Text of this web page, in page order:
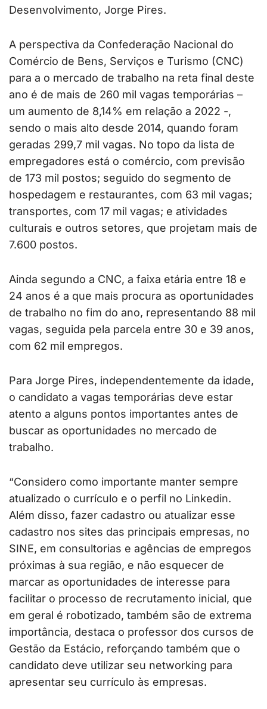
Desenvolvimento, Jorge Pires.
A perspectiva da Confederação Nacional do
Comércio de Bens, Serviços e Turismo (CNC)
para a o mercado de trabalho na reta final deste
ano é de mais de 260 mil vagas temporárias –
um aumento de 8,14% em relação a 2022 -,
sendo o mais alto desde 2014, quando foram
geradas 299,7 mil vagas. No topo da lista de
empregadores está o comércio, com previsão
de 173 mil postos; seguido do segmento de
hospedagem e restaurantes, com 63 mil vagas;
transportes, com 17 mil vagas; e atividades
culturais e outros setores, que projetam mais de
7.600 postos.
Ainda segundo a CNC, a faixa etária entre 18 e
24 anos é a que mais procura as oportunidades
de trabalho no fim do ano, representando 88 mil
vagas, seguida pela parcela entre 30 e 39 anos,
com 62 mil empregos.
Para Jorge Pires, independentemente da idade,
o candidato a vagas temporárias deve estar
atento a alguns pontos importantes antes de
buscar as oportunidades no mercado de
trabalho.
“Considero como importante manter sempre
atualizado o currículo e o perfil no Linkedin.
Além disso, fazer cadastro ou atualizar esse
cadastro nos sites das principais empresas, no
SINE, em consultorias e agências de empregos
próximas à sua região, e não esquecer de
marcar as oportunidades de interesse para
facilitar o processo de recrutamento inicial, que
em geral é robotizado, também são de extrema
importância, destaca o professor dos cursos de
Gestão da Estácio, reforçando também que o
candidato deve utilizar seu networking para
apresentar seu currículo às empresas.